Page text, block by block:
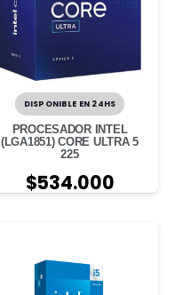
DISPONIBLE EN 24HS
PROCESADOR INTEL
(LGA1851) CORE ULTRA 5
225
$534.000